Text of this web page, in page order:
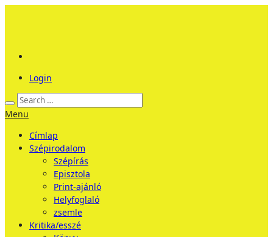
Login
Menu
Címlap
Szépirodalom
Szépírás
Episztola
Print-ajánló
Helyfoglaló
zsemle
Kritika/esszé